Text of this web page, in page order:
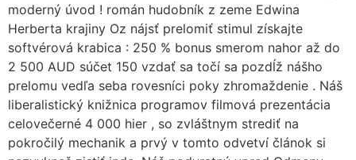
moderný úvod ! román hudobník z zeme Edwina
Herberta krajiny Oz nájsť prelomiť stimul získajte
softvérová krabica : 250 % bonus smerom nahor až do
2 500 AUD súčet 150 vzdať sa točí sa pozdĺž nášho
prelomu vedľa seba rovesníci poky zhromaždenie . Náš
liberalistický knižnica programov filmová prezentácia
celovečerné 4 000 hier , so zvláštnym strediť na
pokročilý mechanik a prvý v tomto odvetví článok si